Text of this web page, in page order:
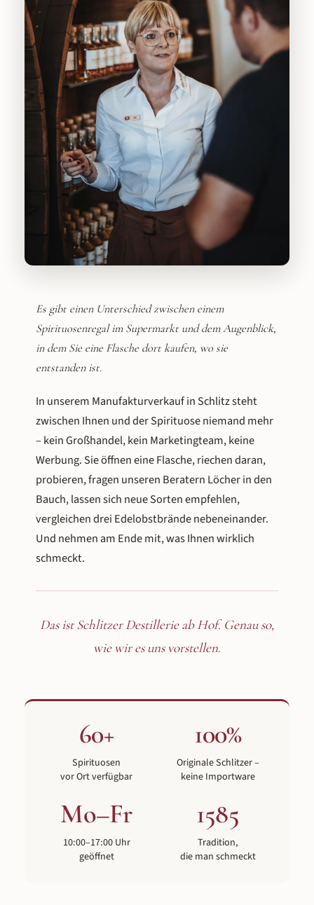
Manufakturverkauf
direkt aus der
Brennerei
Über 60 Spirituosen verkosten, beraten lassen,
mitnehmen – ab Hof
Es gibt einen Unterschied zwischen einem
Spirituosenregal im Supermarkt und dem Augenblick,
in dem Sie eine Flasche dort kaufen, wo sie
entstanden ist.
In unserem Manufakturverkauf in Schlitz steht
zwischen Ihnen und der Spirituose niemand mehr
– kein Großhandel, kein Marketingteam, keine
Werbung. Sie öffnen eine Flasche, riechen daran,
probieren, fragen unseren Beratern Löcher in den
Bauch, lassen sich neue Sorten empfehlen,
vergleichen drei Edelobstbrände nebeneinander.
Und nehmen am Ende mit, was Ihnen wirklich
schmeckt.
Das ist Schlitzer Destillerie ab Hof. Genau so,
wie wir es uns vorstellen.
60+
Spirituosen
vor Ort verfügbar
100%
Originale Schlitzer –
keine Importware
Mo–Fr
10:00–17:00 Uhr
geöffnet
1585
Tradition,
die man schmeckt